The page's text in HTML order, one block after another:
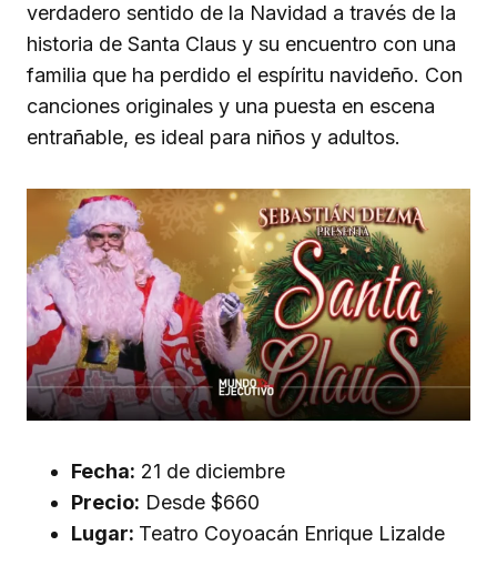
verdadero sentido de la Navidad a través de la
historia de Santa Claus y su encuentro con una
familia que ha perdido el espíritu navideño. Con
canciones originales y una puesta en escena
entrañable, es ideal para niños y adultos.
Fecha: 21 de diciembre
Precio: Desde $660
Lugar: Teatro Coyoacán Enrique Lizalde